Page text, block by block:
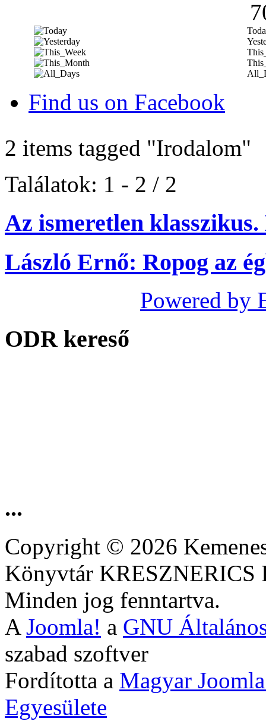
Find us on Facebook
2 items tagged "Irodalom"
Találatok: 1 - 2 / 2
Az ismeretlen
László Ernő: Ropog az
Powered by
ODR kereső
...
Copyright © 2026
Könyvtár
Minden jog fenntartva.
A Joomla! a GNU
szabad szoftver
Fordította a Magyar
Egyesülete